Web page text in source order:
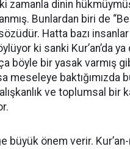
zamanla dinin
Bunlardan biri de
Hatta bazı
ki sanki Kur’an’da ya
böyle bir yasak varmış
meseleye baktığımızda
ve toplumsal bir
büyük önem verir. Kur’an-